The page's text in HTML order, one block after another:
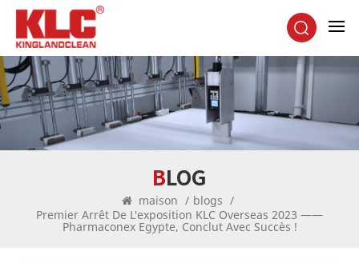
BLOG
maison / blogs /
Premier Arrêt De L'exposition KLC Overseas 2023 ——
Pharmaconex Egypte, Conclut Avec Succès !